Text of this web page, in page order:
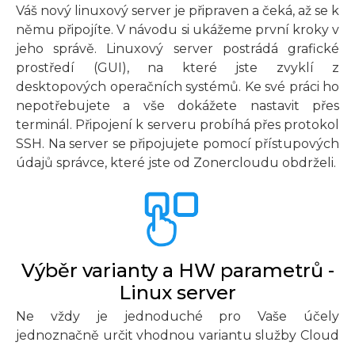
Váš nový linuxový server je připraven a čeká, až se k
němu připojíte. V návodu si ukážeme první kroky v
jeho správě. Linuxový server postrádá grafické
prostředí (GUI), na které jste zvyklí z
desktopových operačních systémů. Ke své práci ho
nepotřebujete a vše dokážete nastavit přes
terminál. Připojení k serveru probíhá přes protokol
SSH. Na server se připojujete pomocí přístupových
údajů správce, které jste od Zonercloudu obdrželi.
Výběr varianty a HW parametrů -
Linux server
Ne vždy je jednoduché pro Vaše účely
jednoznačně určit vhodnou variantu služby Cloud